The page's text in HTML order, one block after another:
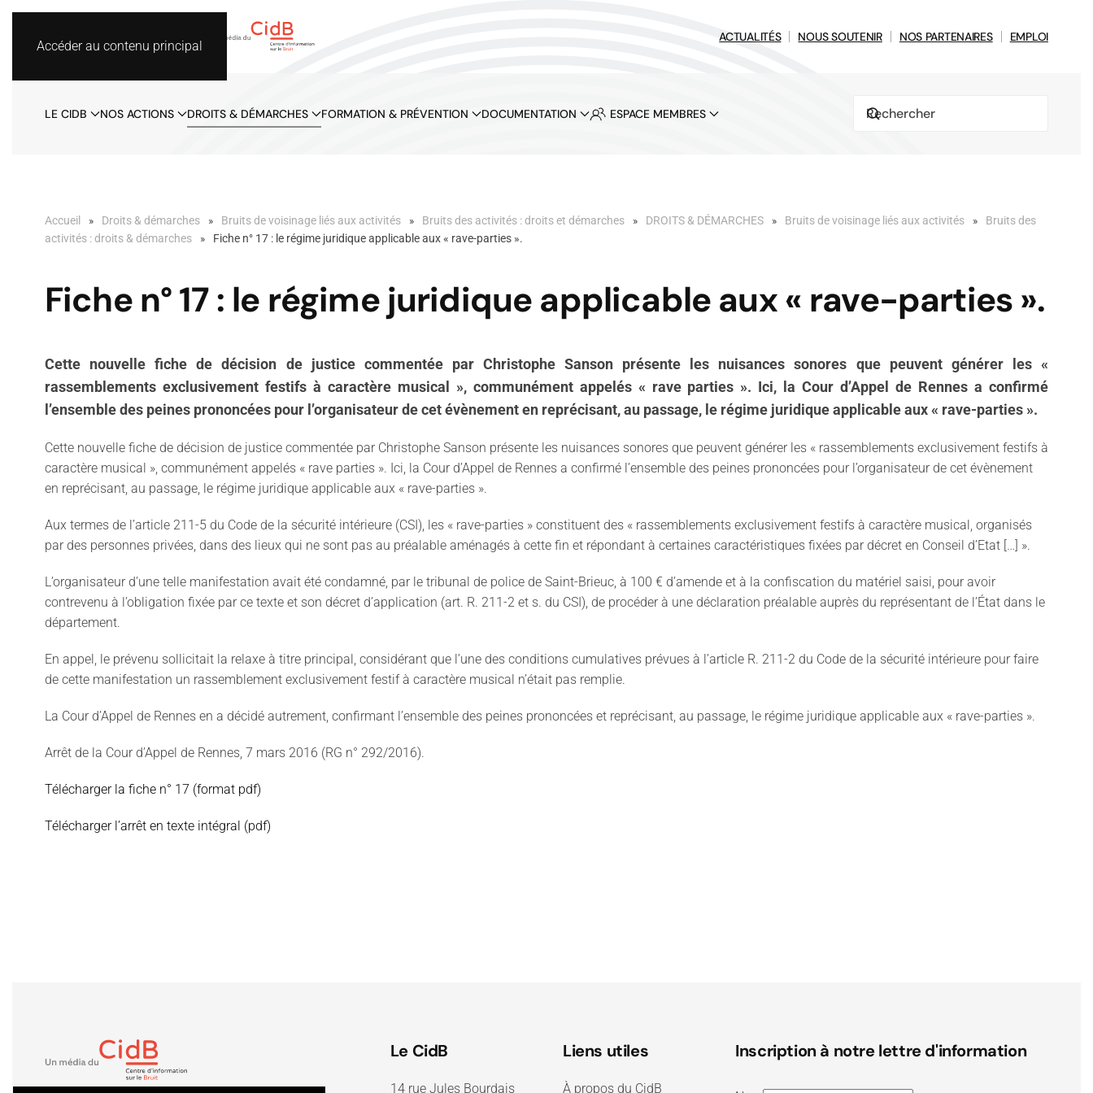
Accéder au contenu principal
ACTUALITÉS NOUS SOUTENIR NOS PARTENAIRES EMPLOI
LE CIDB NOS ACTIONS DROITS & DÉMARCHES FORMATION & PRÉVENTION DOCUMENTATION ESPACE MEMBRES
Accueil Droits & démarches Bruits de voisinage liés aux activités Bruits des activités : droits et démarches DROITS & DÉMARCHES Bruits de voisinage liés aux activités
Bruits des
activités : droits & démarches
Fiche n° 17 : le régime juridique applicable aux « rave-parties ».
Fiche n° 17 : le régime juridique applicable aux « rave-parties ».
Cette nouvelle fiche de décision de justice commentée par Christophe Sanson présente les nuisances sonores que peuvent générer les «
rassemblements exclusivement festifs à caractère musical », communément appelés « rave parties ». Ici, la Cour d’Appel de Rennes a confirmé
l’ensemble des peines prononcées pour l’organisateur de cet évènement en reprécisant, au passage, le régime juridique applicable aux « rave-parties ».
Cette nouvelle fiche de décision de justice commentée par Christophe Sanson présente les nuisances sonores que peuvent générer les « rassemblements exclusivement festifs à
caractère musical », communément appelés « rave parties ». Ici, la Cour d’Appel de Rennes a confirmé l’ensemble des peines prononcées pour l’organisateur de cet évènement
en reprécisant, au passage, le régime juridique applicable aux « rave-parties ».
Aux termes de l’article 211-5 du Code de la sécurité intérieure (CSI), les « rave-parties » constituent des « rassemblements exclusivement festifs à caractère musical, organisés
par des personnes privées, dans des lieux qui ne sont pas au préalable aménagés à cette fin et répondant à certaines caractéristiques fixées par décret en Conseil d’Etat […] ».
L’organisateur d’une telle manifestation avait été condamné, par le tribunal de police de Saint-Brieuc, à 100 € d’amende et à la confiscation du matériel saisi, pour avoir
contrevenu à l’obligation fixée par ce texte et son décret d’application (art. R. 211-2 et s. du CSI), de procéder à une déclaration préalable auprès du représentant de l’État dans le
département.
En appel, le prévenu sollicitait la relaxe à titre principal, considérant que l’une des conditions cumulatives prévues à l’article R. 211-2 du Code de la sécurité intérieure pour faire
de cette manifestation un rassemblement exclusivement festif à caractère musical n’était pas remplie.
La Cour d’Appel de Rennes en a décidé autrement, confirmant l’ensemble des peines prononcées et reprécisant, au passage, le régime juridique applicable aux « rave-parties ».
Arrêt de la Cour d’Appel de Rennes, 7 mars 2016 (RG n° 292/2016).
Télécharger la fiche n° 17 (format pdf)
Télécharger l’arrêt en texte intégral (pdf)
Le CidB
14 rue Jules Bourdais
Liens utiles
À propos du CidB
Inscription à notre lettre d'information